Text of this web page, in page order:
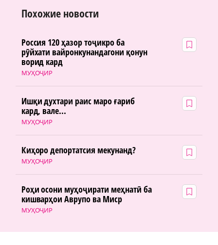
Похожие новости
МУҲОҶИР
Россия 120 ҳазор тоҷикро ба
рӯйхати вайронкунандагони қонун
ворид кард
МУҲОҶИР
Ишқи духтари раис маро ғариб
кард, вале...
МУҲОҶИР
Киҳоро депортатсия мекунанд?
МУҲОҶИР
Роҳи осони муҳоҷирати меҳнатӣ ба
кишварҳои Аврупо ва Миср